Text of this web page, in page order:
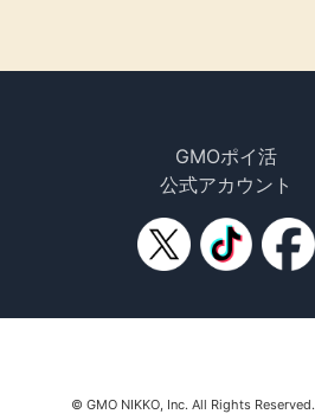
GMOポイ活
公式アカウント
© GMO NIKKO, Inc. All Rights Reserved.